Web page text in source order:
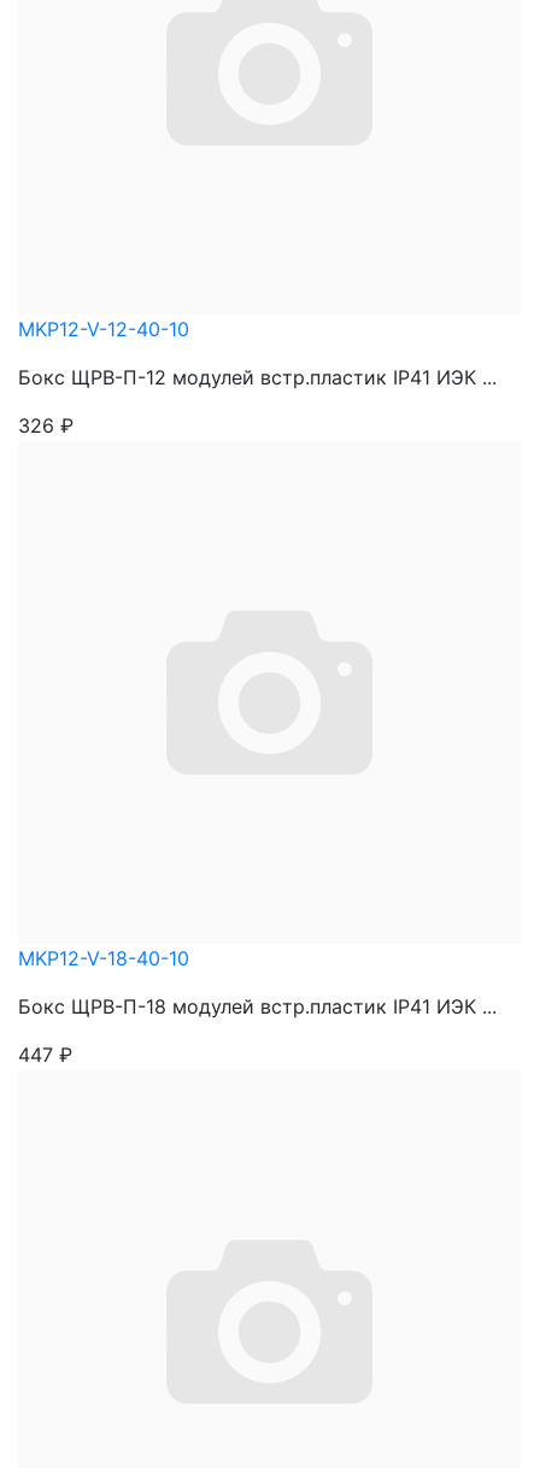
MKP12-V-12-40-10
Бокс ЩРВ-П-12 модулей встр.пластик IP41 ИЭК ...
326 ₽
MKP12-V-18-40-10
Бокс ЩРВ-П-18 модулей встр.пластик IP41 ИЭК ...
447 ₽